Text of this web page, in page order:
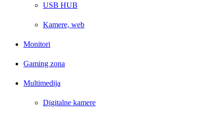
USB HUB
Kamere, web
Monitori
Gaming zona
Multimedija
Digitalne kamere